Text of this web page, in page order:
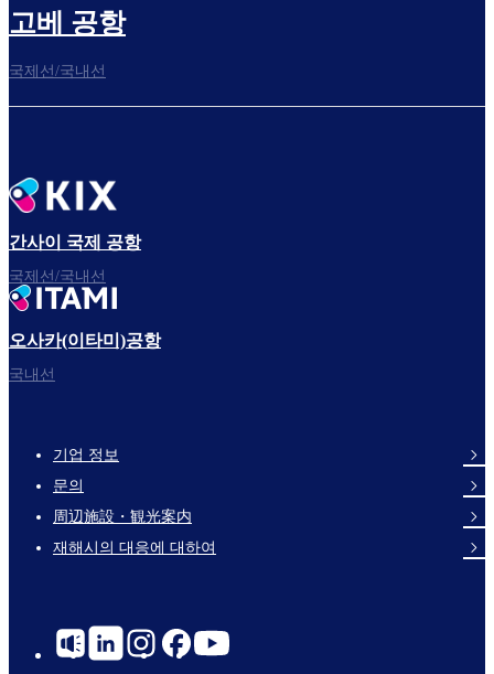
고베 공항
국제선/국내선
간사이 국제 공항
국제선/국내선
오사카(이타미)공항
국내선
Footer
Links
기업 정보
문의
周辺施設・観光案内
재해시의 대응에 대하여
Social